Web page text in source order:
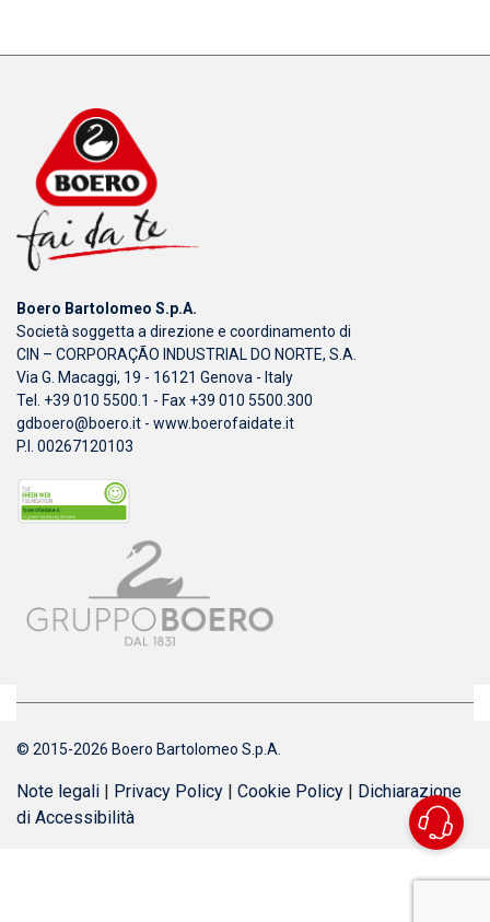
Boero Bartolomeo S.p.A.
Società soggetta a direzione e coordinamento di
CIN – CORPORAÇÃO INDUSTRIAL DO NORTE, S.A.
Via G. Macaggi, 19 - 16121 Genova - Italy
Tel. +39 010 5500.1 - Fax +39 010 5500.300
gdboero@boero.it - www.boerofaidate.it
P.I. 00267120103
© 2015-2026 Boero Bartolomeo S.p.A.
Note legali | Privacy Policy | Cookie Policy | Dichiarazione
di Accessibilità